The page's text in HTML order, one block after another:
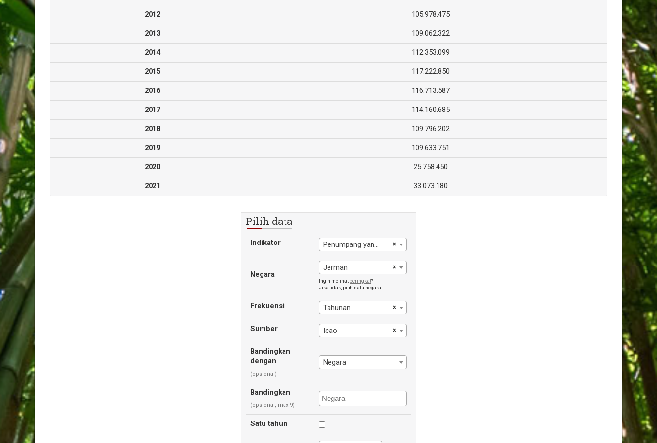
2012 105.978.475
2013 109.062.322
2014 112.353.099
2015 117.222.850
2016 116.713.587
2017 114.160.685
2018 109.796.202
2019 109.633.751
2020 25.758.450
2021 33.073.180
Pilih data
Indikator ×
Penumpang yang diangkut
Negara
×
Jerman
Ingin melihat peringkat?
Jika tidak, pilih satu negara
Frekuensi ×
Tahunan
Sumber ×
Icao
Bandingkan
dengan
(opsional)
Negara
Bandingkan
(opsional, max 9)
Satu tahun